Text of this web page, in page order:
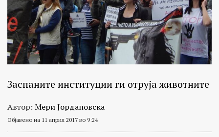
Заспаните институции ги отруја животните
Автор: Мери Јордановска
Објавено на 11 април 2017 во 9:24